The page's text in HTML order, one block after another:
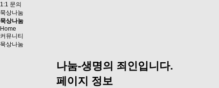
1:1 문의
묵상나눔
묵상나눔
Home
커뮤니티
묵상나눔
나눔-생명의 죄인입니다.
페이지 정보